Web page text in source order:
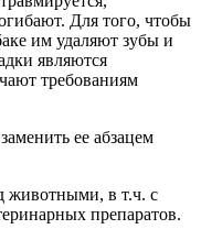
Для того, чтобы
им удаляют зубы и
являются
требованиям
ее абзацем
животными, в т.ч. с
препаратов.